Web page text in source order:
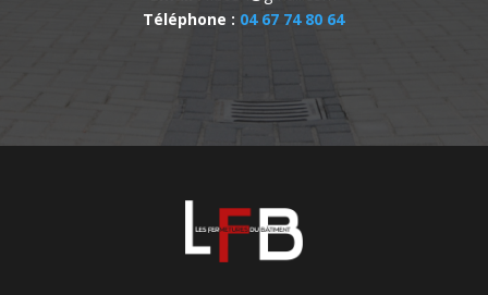
Téléphone : 04 67 74 80 64